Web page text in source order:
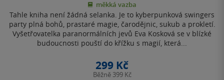
z
5
hvězdiček
měkká vazba
Tahle kniha není žádná selanka. Je to kyberpunková swingers
party plná bohů, prastaré magie, čarodějnic, sukub a prokletí.
Vyšetřovatelka paranormálních jevů Eva Kosková se v blízké
budoucnosti pouští do křížku s magií, která...
299 Kč
Běžně 399 Kč